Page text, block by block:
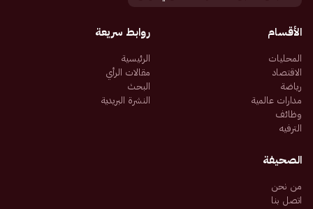
الأقسام
المحليات
الاقتصاد
رياضة
مدارات عالمية
وظائف
الترفيه
روابط سريعة
الرئيسية
مقالات الرأي
البحث
النشرة البريدية
الصحيفة
من نحن
اتصل بنا